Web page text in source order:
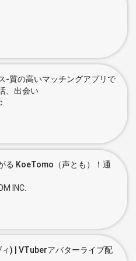
-質の高いマッチングアプリで
、出会い
る KoeTomo（声とも）！通
INC.
) | VTuberアバターライブ配